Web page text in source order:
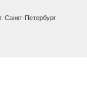
Санкт-Петербург